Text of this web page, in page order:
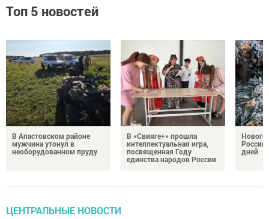
Топ 5 новостей
В Апастовском районе
мужчина утонул в
необорудованном пруду
В «Свияге+» прошла
интеллектуальная игра,
посвященная Году
единства народов России
России
дней
ЦЕНТРАЛЬНЫЕ НОВОСТИ